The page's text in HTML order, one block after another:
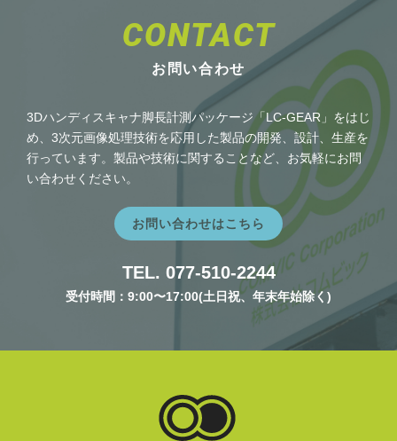
CONTACT
お問い合わせ
3Dハンディスキャナ脚長計測パッケージ「LC-GEAR」をはじ
め、3次元画像処理技術を応用した製品の開発、設計、生産を
行っています。製品や技術に関することなど、お気軽にお問
い合わせください。
お問い合わせはこちら
TEL. 077-510-2244
受付時間：9:00〜17:00(土日祝、年末年始除く)